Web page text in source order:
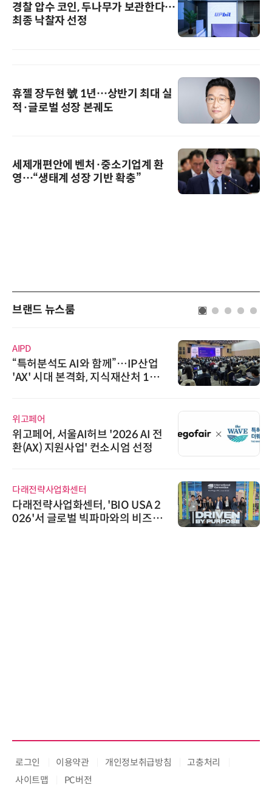
경찰 압수 코인, 두나무가 보관한다…
최종 낙찰자 선정
휴젤 장두현 號 1년…상반기 최대 실
적·글로벌 성장 본궤도
세제개편안에 벤처·중소기업계 환
영…“생태계 성장 기반 확충”
브랜드 뉴스룸
AIPD
“특허분석도 AI와 함께”…IP산업
'AX' 시대 본격화, 지식재산처 1호
위고페어
위고페어, 서울AI허브 '2026 AI 전
환(AX) 지원사업' 컨소시엄 선정
다래전략사업화센터
다래전략사업화센터, 'BIO USA 2
026'서 글로벌 빅파마와의 비즈니
로그인 이용약관 개인정보취급방침
고충처리
사이트맵
PC버전